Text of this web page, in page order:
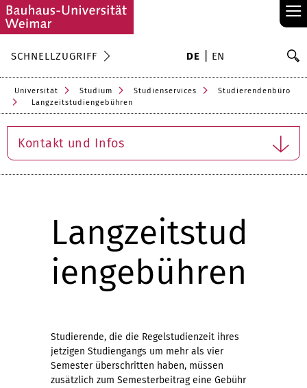
≡
SCHNELLZUGRIFF DE EN
Universität Studium Studienservices
Studierendenbüro
Langzeitstudiengebühren
Kontakt und Infos
Langzeitstud
iengebühren
Studierende, die die Regelstudienzeit ihres
jetzigen Studiengangs um mehr als vier
Semester überschritten haben, müssen
zusätzlich zum Semesterbeitrag eine Gebühr